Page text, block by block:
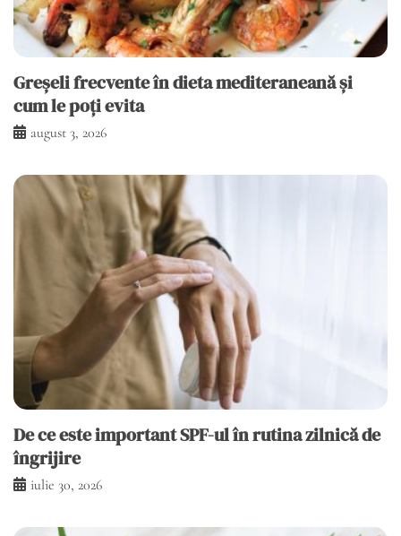
Greșeli frecvente în dieta mediteraneană și
cum le poți evita
august 3, 2026
De ce este important SPF-ul în rutina zilnică de
îngrijire
iulie 30, 2026